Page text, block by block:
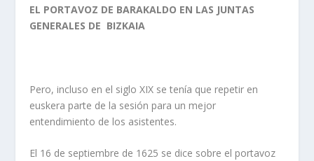
EL PORTAVOZ DE BARAKALDO EN LAS JUNTAS
GENERALES DE BIZKAIA
Pero, incluso en el siglo XIX se tenía que repetir en
euskera parte de la sesión para un mejor
entendimiento de los asistentes.
El 16 de septiembre de 1625 se dice sobre el portavoz